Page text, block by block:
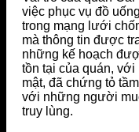
việc phục vụ đồ
trong mạng lưới
mà thông tin được
những kế hoạch
tồn tại của quán,
mật, đã chứng tỏ
với những người
truy lùng.